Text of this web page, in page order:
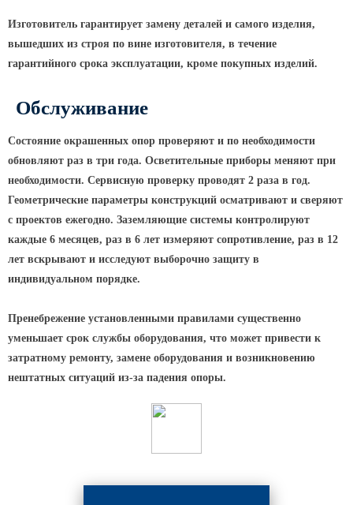
Парковые опоры
Стойка паркового светильника
Парковые круглоконические
Парковые опоры декоративные
Торшерные опоры освещения
Светильник уличный
светодиодный консольный
Архитектурная подсветка
Уличные фонари 3 метра
Изготовитель гарантирует замену деталей и самого изделия,
вышедших из строя по вине изготовителя, в течение
гарантийного срока эксплуатации, кроме покупных изделий.
Обслуживание
Состояние окрашенных опор проверяют и по необходимости
обновляют раз в три года. Осветительные приборы меняют при
необходимости. Сервисную проверку проводят 2 раза в год.
Геометрические параметры конструкций осматривают и сверяют
с проектов ежегодно. Заземляющие системы контролируют
каждые 6 месяцев, раз в 6 лет измеряют сопротивление, раз в 12
лет вскрывают и исследуют выборочно защиту в
индивидуальном порядке.
Пренебрежение установленными правилами существенно
уменьшает срок службы оборудования, что может привести к
затратному ремонту, замене оборудования и возникновению
нештатных ситуаций из-за падения опоры.